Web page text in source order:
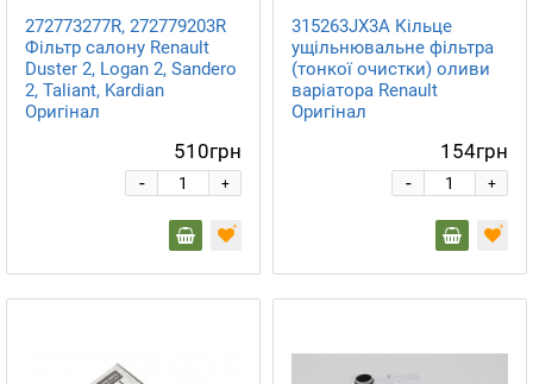
272773277R, 272779203R
Фільтр салону Renault
Duster 2, Logan 2, Sandero
2, Taliant, Kardian
Оригінал
510грн
+
-
315263JX3A Кільце
ущільнювальне фільтра
(тонкої очистки) оливи
варіатора Renault
Оригінал
154грн
+
-